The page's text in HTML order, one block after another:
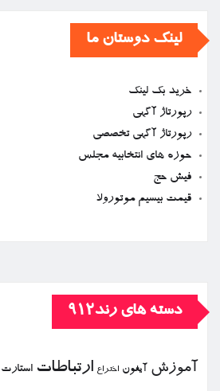
لینک دوستان ما
خرید بک لینک
رپورتاژ آگهی
رپورتاژ آگهی تخصصی
حوزه های انتخابیه مجلس
فیش حج
قیمت بیسیم موتورولا
دسته های رند912
آموزش آیفون اختراع ارتباطات